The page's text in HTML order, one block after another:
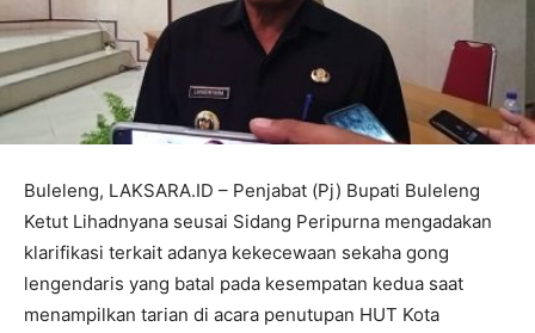
Buleleng, LAKSARA.ID – Penjabat (Pj) Bupati Buleleng
Ketut Lihadnyana seusai Sidang Peripurna mengadakan
klarifikasi terkait adanya kekecewaan sekaha gong
lengendaris yang batal pada kesempatan kedua saat
menampilkan tarian di acara penutupan HUT Kota